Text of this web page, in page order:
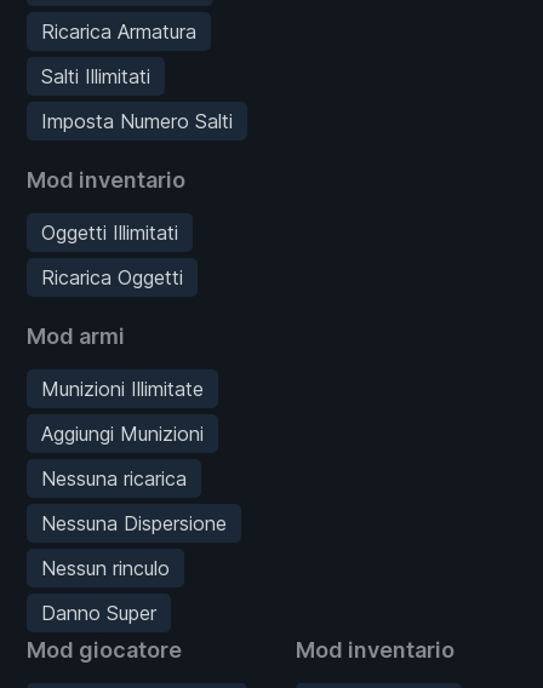
Ricarica Armatura
Salti Illimitati
Imposta Numero Salti
Mod inventario
Oggetti Illimitati
Ricarica Oggetti
Mod armi
Munizioni Illimitate
Aggiungi Munizioni
Nessuna ricarica
Nessuna Dispersione
Nessun rinculo
Danno Super
Mod giocatore Mod inventario